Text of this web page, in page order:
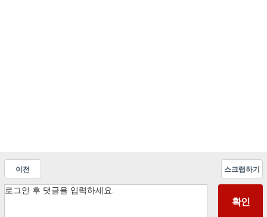
이전 스크랩하기